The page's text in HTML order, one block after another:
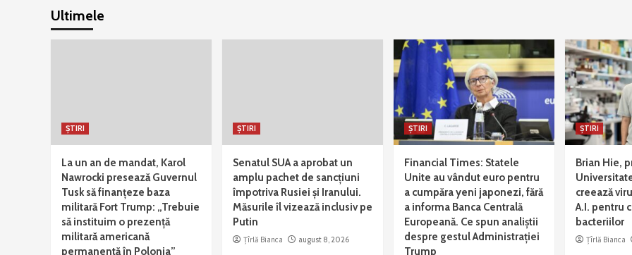
Ultimele
ȘTIRI
La un an de mandat, Karol
Nawrocki presează Guvernul
Tusk să finanțeze baza
militară Fort Trump: „Trebuie
să instituim o prezență
militară americană
permanentă în Polonia”
ȘTIRI
Senatul SUA a aprobat un
amplu pachet de sancțiuni
împotriva Rusiei și Iranului.
Măsurile îl vizează inclusiv pe
Putin
Țîrlă Bianca august 8, 2026
ȘTIRI
Financial Times: Statele
Unite au vândut euro pentru
a cumpăra yeni japonezi, fără
a informa Banca Centrală
Europeană. Ce spun analiștii
despre gestul Administrației
Trump
ȘTIRI
Brian Hie,
creează
A.I. pentru
bacteriilor
Țîrlă Bianca